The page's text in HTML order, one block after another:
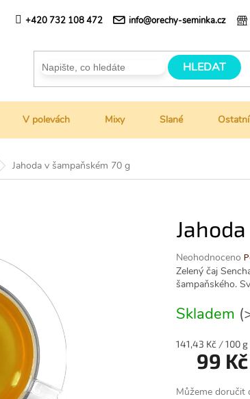
+420 732 108 472 info@orechy-seminka.cz
HLEDAT
V polevách Mixy Slané
Jahoda v šampaňském 70 g
Průměrné
hodnocení
produktu
0,0
z
hvězdiček.
Neohodnoceno
Zelený čaj
šampaňského.
Skladem
Měrná
cena:
141,43 Kč / 100 g
99 Kč
Můžeme doručit